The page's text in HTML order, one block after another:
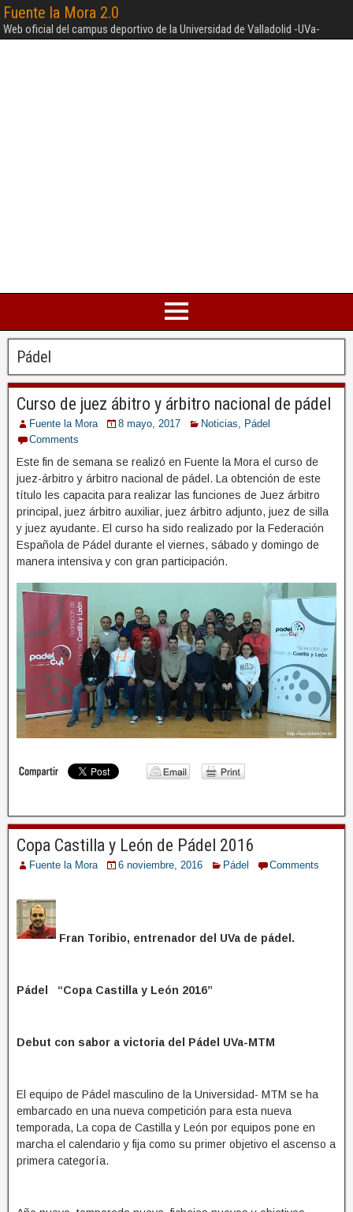
Fuente la Mora 2.0
Web oficial del campus deportivo de la Universidad de Valladolid -UVa-
Pádel
Curso de juez ábitro y árbitro nacional de pádel
Fuente la Mora 8 mayo, 2017 Noticias, Pádel
Comments
Este fin de semana se realizó en Fuente la Mora el curso de
juez-árbitro y árbitro nacional de pádel. La obtención de este
título les capacita para realizar las funciones de Juez árbitro
principal, juez árbitro auxiliar, juez árbitro adjunto, juez de silla
y juez ayudante. El curso ha sido realizado por la Federación
Española de Pádel durante el viernes, sábado y domingo de
manera intensiva y con gran participación.
Copa Castilla y León de Pádel 2016
Fuente la Mora 6 noviembre, 2016 Pádel Comments
Fran Toribio, entrenador del UVa de pádel.
Pádel “Copa Castilla y León 2016”
Debut con sabor a victoria del Pádel UVa-MTM
El equipo de Pádel masculino de la Universidad- MTM se ha
embarcado en una nueva competición para esta nueva
temporada, La copa de Castilla y León por equipos pone en
marcha el calendario y fija como su primer objetivo el ascenso a
primera categoría.